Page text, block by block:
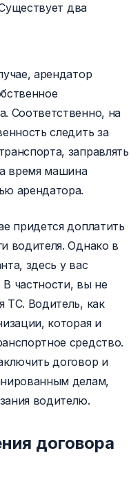
два
арендатор
Соответственно, на
следить за
заправлять
время машина
арендатора.
придется доплатить
водителя. Однако в
здесь у вас
частности, вы не
ТС. Водитель, как
которая и
средство.
договор и
делам,
водителю.
договора